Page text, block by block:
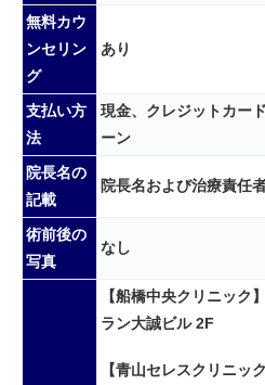
無料カウ
ンセリン
グ
あり
支払い方
法
現金、クレジットカー
ーン
院長名の
記載
院長名および治療責任
術前後の
写真
なし
【船橋中央クリニック
ラン大誠ビル 2F
【青山セレスクリニッ